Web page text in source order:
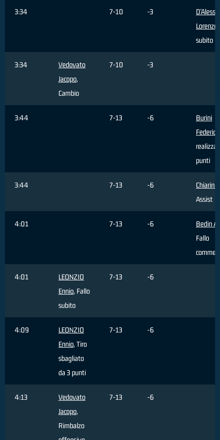
3:34 7-10 -3
Lorenzo
subito
3:34
Vedovato
Jacopo,
Cambio
7-10 -3
3:44 7-13 -6
Burini
Federico
punti
3:44 7-13 -6
Chiarini
Assist
4:01 7-13 -6
Bedin
Fallo
4:01
LEONZIO
Ennio, Fallo
subito
7-13 -6
4:09
LEONZIO
Ennio, Tiro
sbagliato
da 3 punti
7-13 -6
4:13
Vedovato
Jacopo,
Rimbalzo
7-13 -6